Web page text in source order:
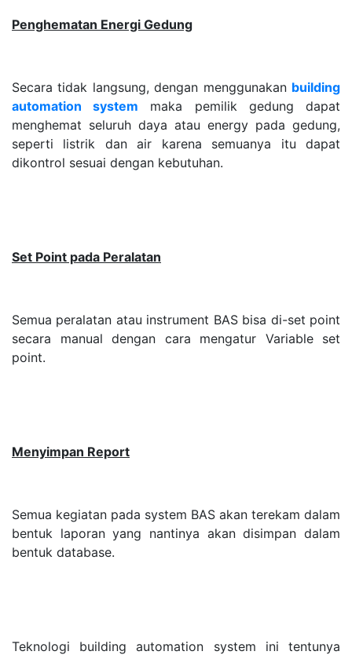
Penghematan Energi Gedung
Secara tidak langsung, dengan menggunakan building
automation system maka pemilik gedung dapat
menghemat seluruh daya atau energy pada gedung,
seperti listrik dan air karena semuanya itu dapat
dikontrol sesuai dengan kebutuhan.
Set Point pada Peralatan
Semua peralatan atau instrument BAS bisa di-set point
secara manual dengan cara mengatur Variable set
point.
Menyimpan Report
Semua kegiatan pada system BAS akan terekam dalam
bentuk laporan yang nantinya akan disimpan dalam
bentuk database.
Teknologi building automation system ini tentunya